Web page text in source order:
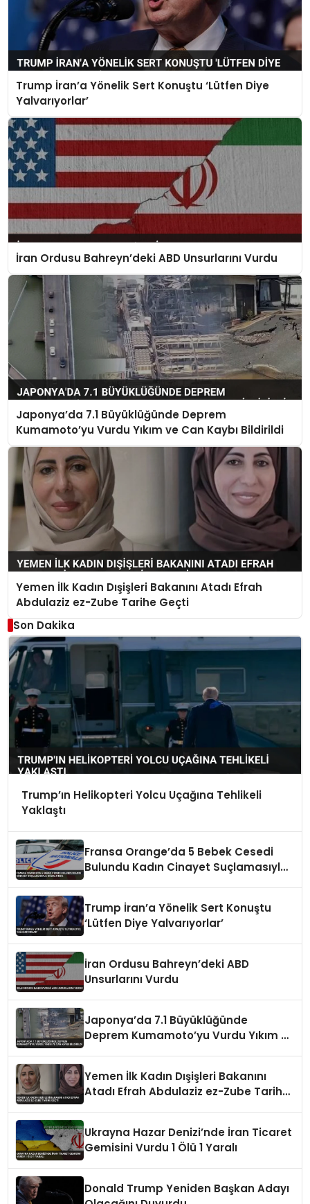
Trump İran’a Yönelik Sert Konuştu ‘Lütfen Diye
Yalvarıyorlar’
İran Ordusu Bahreyn’deki ABD Unsurlarını Vurdu
Japonya’da 7.1 Büyüklüğünde Deprem
Kumamoto’yu Vurdu Yıkım ve Can Kaybı Bildirildi
Yemen İlk Kadın Dışişleri Bakanını Atadı Efrah
Abdulaziz ez-Zube Tarihe Geçti
Son Dakika
Trump’ın Helikopteri Yolcu Uçağına Tehlikeli
Yaklaştı
Fransa Orange’da 5 Bebek Cesedi
Bulundu Kadın Cinayet Suçlamasıyla
Trump İran’a Yönelik Sert Konuştu
‘Lütfen Diye Yalvarıyorlar’
İran Ordusu Bahreyn’deki ABD
Unsurlarını Vurdu
Japonya’da 7.1 Büyüklüğünde
Deprem Kumamoto’yu Vurdu Yıkım ve
Yemen İlk Kadın Dışişleri Bakanını
Atadı Efrah Abdulaziz ez-Zube Tarihe
Ukrayna Hazar Denizi’nde İran Ticaret
Gemisini Vurdu 1 Ölü 1 Yaralı
Donald Trump Yeniden Başkan Adayı